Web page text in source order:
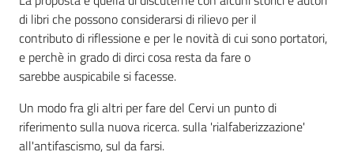
Per i media
Per i cittadini
di libri che possono considerarsi di rilievo per il
contributo di riflessione e per le novità di cui sono portatori,
e perchè in grado di dirci cosa resta da fare o
sarebbe auspicabile si facesse.
Un modo fra gli altri per fare del Cervi un punto di
riferimento sulla nuova ricerca. sulla 'rialfaberizzazione'
all'antifascismo, sul da farsi.